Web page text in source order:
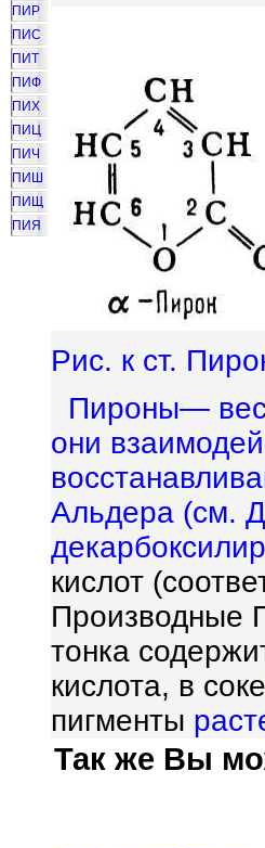
ПИР
ПИС
ПИТ
ПИФ
ПИХ
ПИЦ
ПИЧ
ПИШ
ПИЩ
ПИЯ
Рис. к ст.
Пироны—
они
Альдера (см.
кислот
Производные
тонка
кислота, в соке
пигменты
Так же Вы